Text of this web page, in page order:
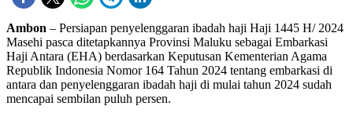
Ambon – Persiapan penyelenggaran ibadah haji Haji 1445 H/ 2024
Masehi pasca ditetapkannya Provinsi Maluku sebagai Embarkasi
Haji Antara (EHA) berdasarkan Keputusan Kementerian Agama
Republik Indonesia Nomor 164 Tahun 2024 tentang embarkasi di
antara dan penyelenggaran ibadah haji di mulai tahun 2024 sudah
mencapai sembilan puluh persen.